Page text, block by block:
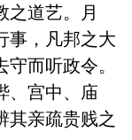
之道艺。月
事，凡邦之大
而听政令。
、宫中、庙
其亲疏贵贱之